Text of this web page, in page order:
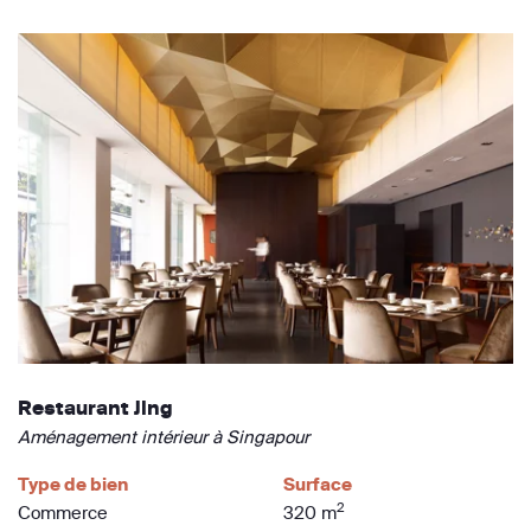
Restaurant Jing
Aménagement intérieur à Singapour
Type de bien
Commerce
Surface
320 m2